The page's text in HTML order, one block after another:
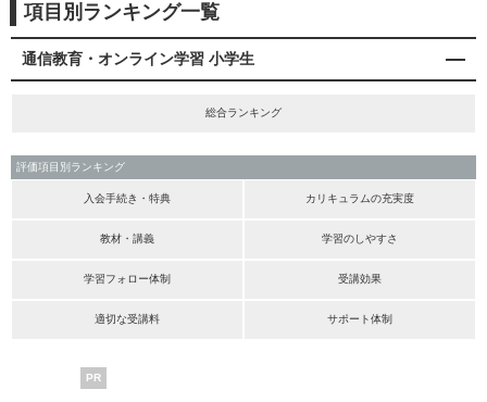
項目別ランキング一覧
通信教育・オンライン学習 小学生
総合ランキング
評価項目別ランキング
入会手続き・特典 カリキュラムの充実度
教材・講義 学習のしやすさ
学習フォロー体制 受講効果
適切な受講料 サポート体制
PR